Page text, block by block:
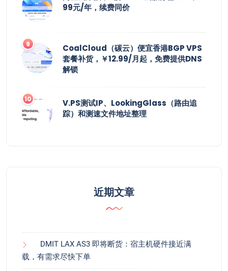
99元/年，续费同价
CoalCloud（碳云）便宜香港BGP VPS
套餐补货，￥12.99/月起，免费提供DNS
解锁
V.PS测试IP、LookingGlass（路由追
踪）和测速文件地址整理
近期文章
DMIT LAX AS3 即将断货：宿主机硬件接近满
载，有需求尽快下单